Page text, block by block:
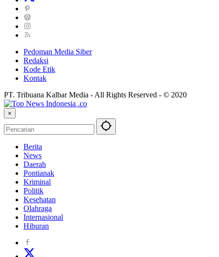
Pedoman Media Siber
Redaksi
Kode Etik
Kontak
PT. Tribuana Kalbar Media - All Rights Reserved - © 2020
×
Berita
News
Daerah
Pontianak
Kriminal
Politik
Kesehatan
Olahraga
Internasional
Hiburan